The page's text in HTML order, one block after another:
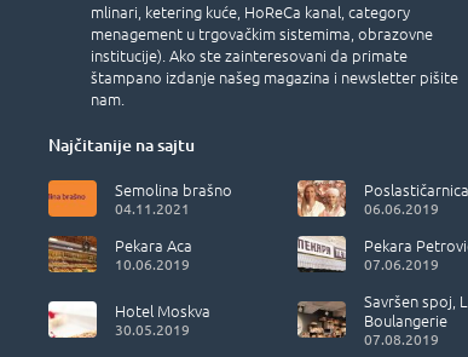
mlinari, ketering kuće, HoReCa kanal, category
menagement u trgovačkim sistemima, obrazovne
institucije). Ako ste zainteresovani da primate
štampano izdanje našeg magazina i newsletter pišite
nam.
Najčitanije na sajtu
Semolina brašno
04.11.2021 06.06.2019
Pekara Aca
10.06.2019
Pekara
07.06.2019
Hotel Moskva
30.05.2019
Savršen spoj,
Boulangerie
07.08.2019